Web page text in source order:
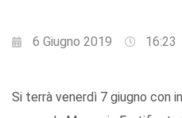
6 Giugno 2019 16:23
Si terrà venerdì 7 giugno con